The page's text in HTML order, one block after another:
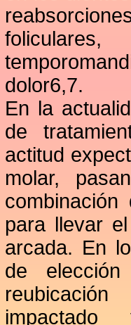
dolor6,7.
En la
de
actitud
molar,
para llevar
arcada. En
de